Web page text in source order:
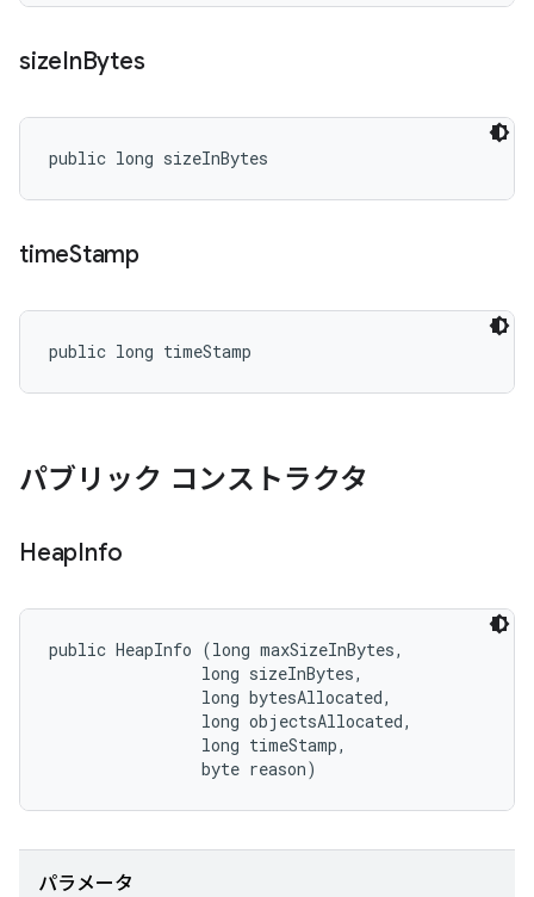
sizeInBytes
public long sizeInBytes
timeStamp
public long timeStamp
パブリック コンストラクタ
HeapInfo
public HeapInfo (long maxSizeInBytes,
                long sizeInBytes,
                long bytesAllocated,
                long objectsAllocated,
                long timeStamp,
                byte reason)
パラメータ